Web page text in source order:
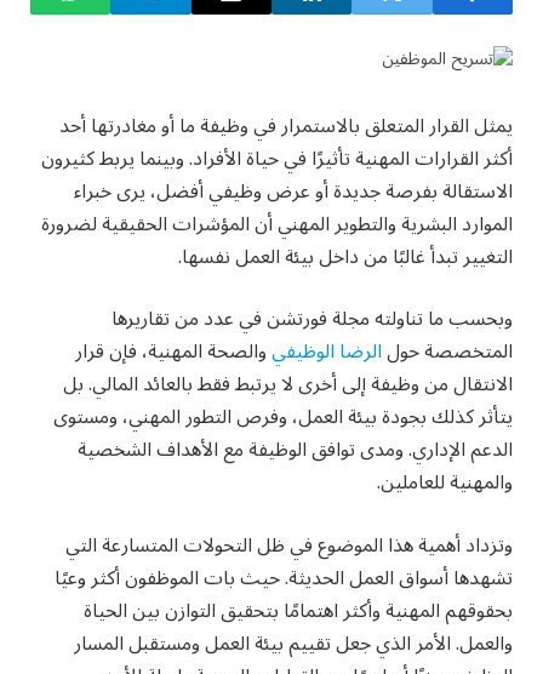
يمثل القرار المتعلق بالاستمرار في وظيفة ما أو مغادرتها أحد
أكثر القرارات المهنية تأثيرًا في حياة الأفراد. وبينما يربط كثيرون
الاستقالة بفرصة جديدة أو عرض وظيفي أفضل، يرى خبراء
الموارد البشرية والتطوير المهني أن المؤشرات الحقيقية لضرورة
التغيير تبدأ غالبًا من داخل بيئة العمل نفسها.
وبحسب ما تناولته مجلة فورتشن في عدد من تقاريرها
المتخصصة حولالرضا الوظيفيوالصحة المهنية، فإن قرار
الانتقال من وظيفة إلى أخرى لا يرتبط فقط بالعائد المالي. بل
يتأثر كذلك بجودة بيئة العمل، وفرص التطور المهني، ومستوى
الدعم الإداري. ومدى توافق الوظيفة مع الأهداف الشخصية
والمهنية للعاملين.
وتزداد أهمية هذا الموضوع في ظل التحولات المتسارعة التي
تشهدها أسواق العمل الحديثة. حيث بات الموظفون أكثر وعيًا
بحقوقهم المهنية وأكثر اهتمامًا بتحقيق التوازن بين الحياة
والعمل. الأمر الذي جعل تقييم بيئة العمل ومستقبل المسار